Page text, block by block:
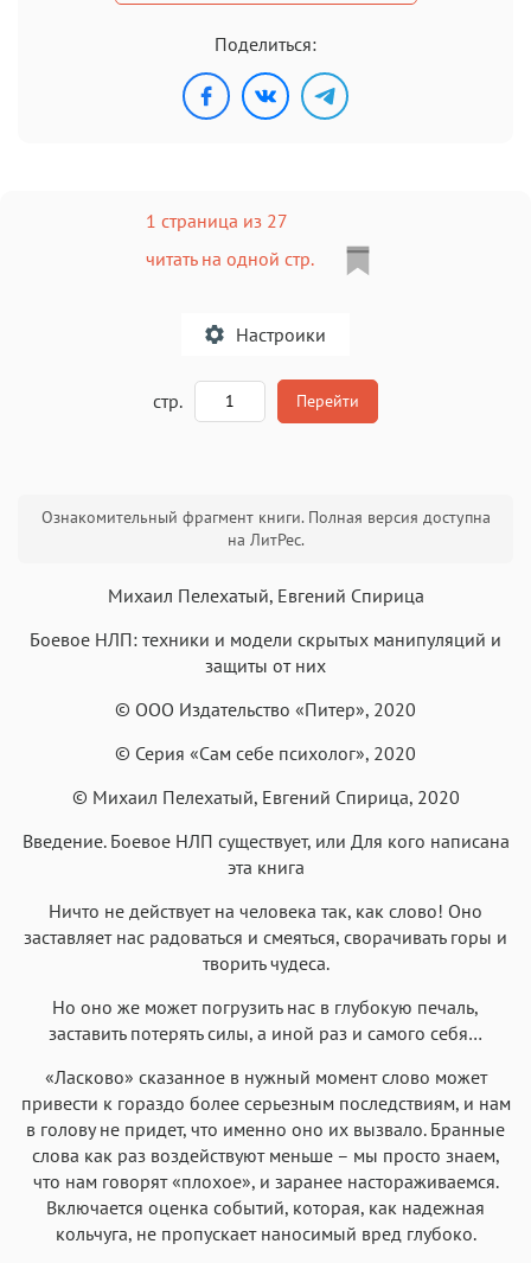
Поделиться:
1 страница из 27
читать на одной стр.
Настроики
Аа Аа
Аа Аа
Аа
Helvetica Neue Arial Аа
Georgia Times New Roman
Аа
Courier Courier New Menlo
Аа
SF Mono
стр. Перейти
Ознакомительный фрагмент книги. Полная версия доступна
на ЛитРес.
Михаил Пелехатый, Евгений Спирица
Боевое НЛП: техники и модели скрытых манипуляций и
защиты от них
© ООО Издательство «Питер», 2020
© Серия «Сам себе психолог», 2020
© Михаил Пелехатый, Евгений Спирица, 2020
Введение. Боевое НЛП существует, или Для кого написана
эта книга
Ничто не действует на человека так, как слово! Оно
заставляет нас радоваться и смеяться, сворачивать горы и
творить чудеса.
Но оно же может погрузить нас в глубокую печаль,
заставить потерять силы, а иной раз и самого себя…
«Ласково» сказанное в нужный момент слово может
привести к гораздо более серьезным последствиям, и нам
в голову не придет, что именно оно их вызвало. Бранные
слова как раз воздействуют меньше – мы просто знаем,
что нам говорят «плохое», и заранее настораживаемся.
Включается оценка событий, которая, как надежная
кольчуга, не пропускает наносимый вред глубоко.